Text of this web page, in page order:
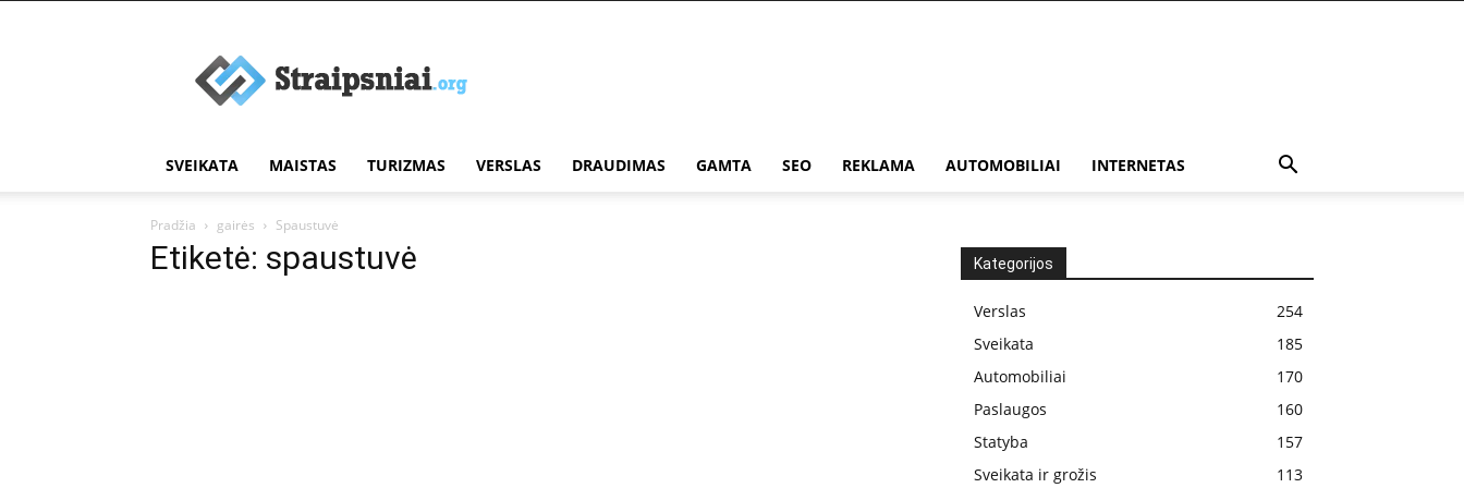
straipsniai
SVEIKATA MAISTAS TURIZMAS VERSLAS DRAUDIMAS GAMTA SEO REKLAMA AUTOMOBILIAI INTERNETAS
Pradžia gairės Spaustuvė
Etiketė: spaustuvė Kategorijos
Verslas
254
Sveikata
185
Automobiliai
170
Paslaugos
160
Statyba
157
Sveikata ir grožis
113